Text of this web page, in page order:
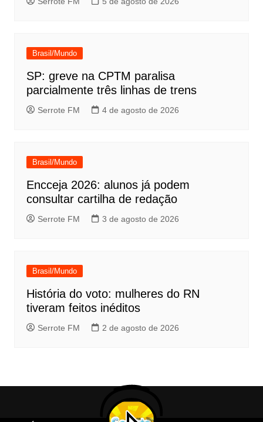
Brasil/Mundo
SP: greve na CPTM paralisa
parcialmente três linhas de trens
Serrote FM 4 de agosto de 2026
Brasil/Mundo
Encceja 2026: alunos já podem
consultar cartilha de redação
Serrote FM 3 de agosto de 2026
Brasil/Mundo
História do voto: mulheres do RN
tiveram feitos inéditos
Serrote FM 2 de agosto de 2026